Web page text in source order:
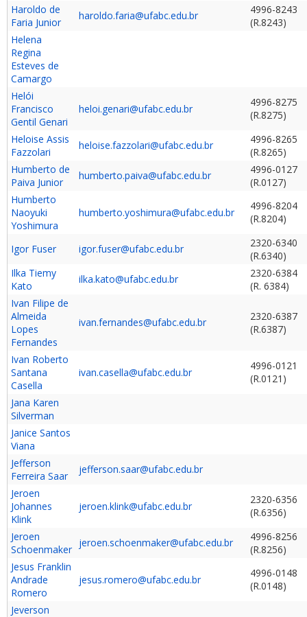
Haroldo de
Faria Junior
haroldo.faria@ufabc.edu.br
4996-8243
(R.8243)
Helena
Regina
Esteves de
Camargo
Helói
Francisco
Gentil Genari
heloi.genari@ufabc.edu.br
4996-8275
(R.8275)
Heloise Assis
Fazzolari
heloise.fazzolari@ufabc.edu.br
4996-8265
(R.8265)
Humberto de
Paiva Junior
humberto.paiva@ufabc.edu.br
4996-0127
(R.0127)
Humberto
Naoyuki
Yoshimura
humberto.yoshimura@ufabc.edu.br
4996-8204
(R.8204)
Igor Fuser igor.fuser@ufabc.edu.br
2320-6340
(R.6340)
Ilka Tiemy
Kato
ilka.kato@ufabc.edu.br
2320-6384
(R. 6384)
Ivan Filipe de
Almeida
Lopes
Fernandes
ivan.fernandes@ufabc.edu.br
2320-6387
(R.6387)
Ivan Roberto
Santana
Casella
ivan.casella@ufabc.edu.br
4996-0121
(R.0121)
Jana Karen
Silverman
Janice Santos
Viana
Jefferson
Ferreira Saar
jefferson.saar@ufabc.edu.br
Jeroen
Johannes
Klink
jeroen.klink@ufabc.edu.br
2320-6356
(R.6356)
Jeroen
Schoenmaker
jeroen.schoenmaker@ufabc.edu.br
4996-8256
(R.8256)
Jesus Franklin
Andrade
Romero
jesus.romero@ufabc.edu.br
4996-0148
(R.0148)
Jeverson